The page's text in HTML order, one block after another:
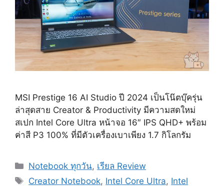
MSI Prestige 16 AI Studio ปี 2024 เป็นโน๊ตบุ๊ครุ่น
ล่าสุดสาย Creator & Productivity มีความสดใหม่
สเปก Intel Core Ultra หน้าจอ 16″ IPS QHD+ พร้อม
ค่าสี P3 100% ที่มีตัวเครื่องเบาเพียง 1.7 กิโลกรัม
Categories
Notebook ทุกวัน, เรียล Review
Tags
Creator Notebook, Intel Core Ultra, Intel